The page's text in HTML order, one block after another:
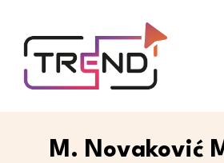
M. Novaković